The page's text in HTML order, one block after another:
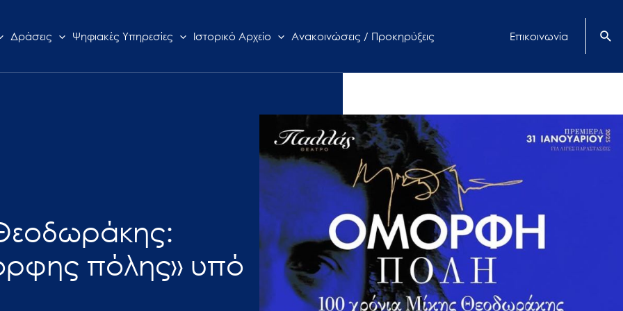
Δράσεις Ψηφιακές Υπηρεσίες Ιστορικό Αρχείο Ανακοινώσεις / Προκηρύξεις Επικοινωνία
πόλης» υπό